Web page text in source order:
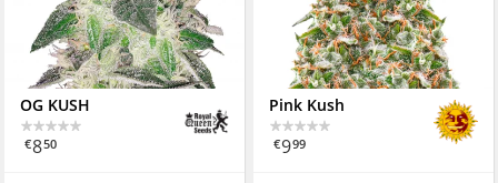
OG KUSH
€850
Pink Kush
€999